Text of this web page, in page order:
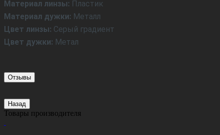
Материал линзы: Пластик
Материал дужки: Металл
Цвет линзы: Серый градиент
Цвет дужки: Метал
Отзывы
Назад
Товары производителя